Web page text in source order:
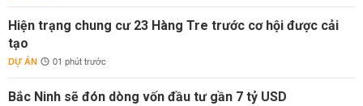
Hiện trạng chung cư 23 Hàng Tre trước cơ hội được cải
tạo
DỰ ÁN 01 phút trước
Bắc Ninh sẽ đón dòng vốn đầu tư gần 7 tỷ USD